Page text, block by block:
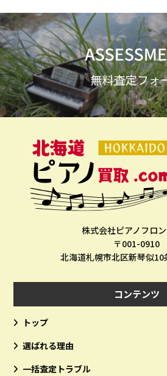
株式会社ピアノフロ
〒001-0910
北海道札幌市北区新琴似
コンテンツ
トップ
選ばれる理由
一括査定トラブル